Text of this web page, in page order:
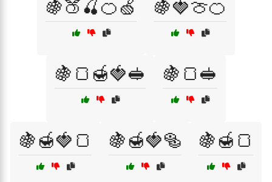
🍇🍑🍒🍊🍏 🍇🍓🍈🍊
🍇🍞🍯🍓🥪 🍇🍞🥪
🍇🍯🍓🍞 🍇🍯🍓🥯 🍇🍯🍞